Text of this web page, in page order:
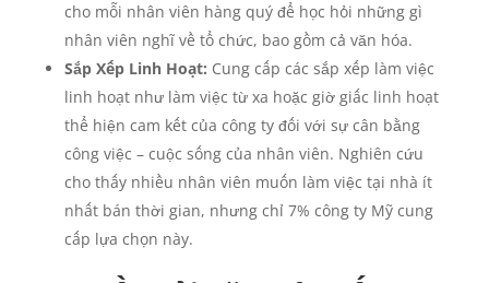
cho mỗi nhân viên hàng quý để học hỏi những gì
nhân viên nghĩ về tổ chức, bao gồm cả văn hóa.
Sắp Xếp Linh Hoạt: Cung cấp các sắp xếp làm việc
linh hoạt như làm việc từ xa hoặc giờ giấc linh hoạt
thể hiện cam kết của công ty đối với sự cân bằng
công việc – cuộc sống của nhân viên. Nghiên cứu
cho thấy nhiều nhân viên muốn làm việc tại nhà ít
nhất bán thời gian, nhưng chỉ 7% công ty Mỹ cung
cấp lựa chọn này.